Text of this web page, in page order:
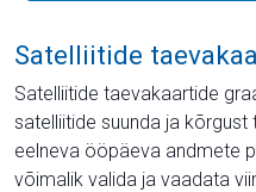
Satelliitide
Satelliitide taevakaartide
satelliitide suunda ja
eelneva ööpäeva andmete
võimalik valida ja vaadata